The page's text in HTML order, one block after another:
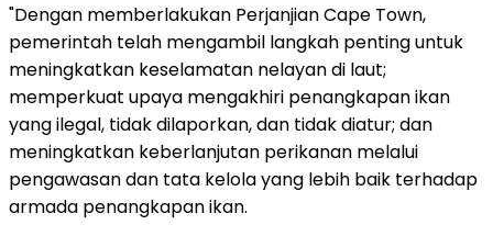
"Dengan memberlakukan Perjanjian Cape Town,
pemerintah telah mengambil langkah penting untuk
meningkatkan keselamatan nelayan di laut;
memperkuat upaya mengakhiri penangkapan ikan
yang ilegal, tidak dilaporkan, dan tidak diatur; dan
meningkatkan keberlanjutan perikanan melalui
pengawasan dan tata kelola yang lebih baik terhadap
armada penangkapan ikan.